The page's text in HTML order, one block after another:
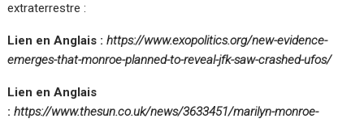
extraterrestre :
Lien en Anglais :https://www.exopolitics.org/new-evidence-
emerges-that-monroe-planned-to-reveal-jfk-saw-crashed-ufos/
Lien en Anglais
: https://www.thesun.co.uk/news/3633451/marilyn-monroe-